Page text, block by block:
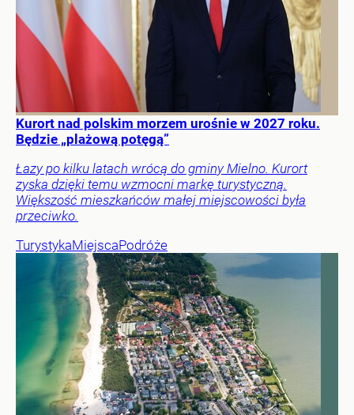
Kurort nad polskim morzem urośnie w 2027 roku.
Będzie „plażową potęgą”
Łazy po kilku latach wrócą do gminy Mielno. Kurort
zyska dzięki temu wzmocni markę turystyczną.
Większość mieszkańców małej miejscowości była
przeciwko.
TurystykaMiejscaPodróże